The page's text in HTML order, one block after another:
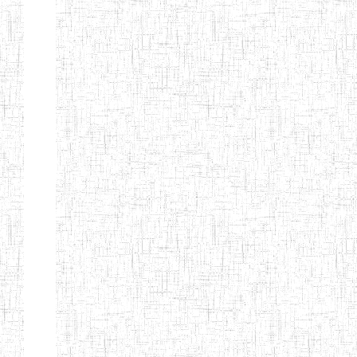
Début Préc. 1 2 3 4 5
6
Suivant
Fin
Etablissements
d'enseignement
secondaire
technique
et
professionnel